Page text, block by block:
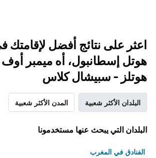
اعثر على نتائج أفضل لإقامتك
هوتل إسطانبول، أه ميمبر أوف
هوتلز - سبيشال كلاس
البلدان الأكثر شعبية المدن الأكثر شعبية
البلدان التي يبحث عنها مستخدمونا
الفنادق في المغرب